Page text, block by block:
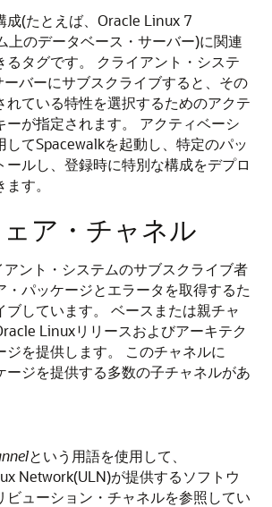
成(たとえば、Oracle Linux 7
上のデータベース・サーバー)に関連
タグです。
クライアント・システ
ーバーにサブスクライブすると、その
れている特性を選択するためのアクテ
が指定されます。
アクティベーシ
してSpacewalkを起動し、特定のパッ
ールし、登録時に特別な構成をデプロ
す。
ア・チャネル
ント・システムのサブスクライブ者
・パッケージとエラータを取得するた
しています。
ベースまたは親チャ
Linuxリリースおよびアーキテク
を提供します。
このチャネルに
ージを提供する多数の子チャネルがあ
という用語を使用して、
Network(ULN)が提供するソフトウ
ビューション・チャネルを参照してい